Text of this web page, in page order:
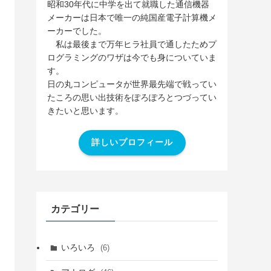
昭和30年代に中学を出て就職した通信機器
メーカーは日本で唯一の純国産電子計算機メ
ーカーでした。
私は最後まで万年ヒラ社員で通したためプ
ログラミングのワザは今でも身についていま
す。
日の丸コンピュータが世界最先端で戦ってい
たころの思い出技術をぽろぽろとつづってい
きたいと思います。
詳しいプロフィール
カテゴリー
いろいろ (6)